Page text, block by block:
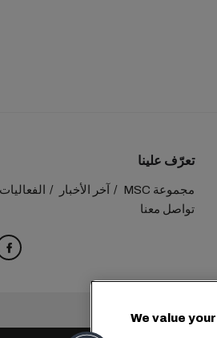
تعرّف علينا
مجموعة MSC آخر الأخبار الفعاليات
تواصل معنا
We value